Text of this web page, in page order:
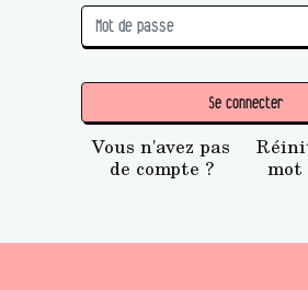
Se connecter
Vous n'avez pas
de compte ?
mot